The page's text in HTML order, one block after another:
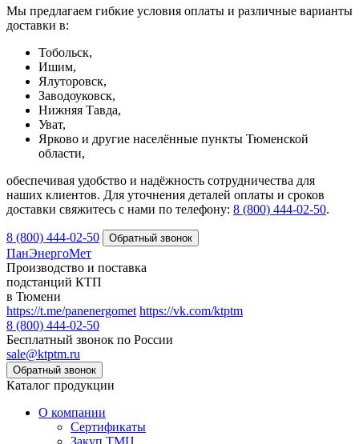
Мы предлагаем гибкие условия оплаты и различные варианты
доставки в:
Тобольск,
Ишим,
Ялуторовск,
Заводоуковск,
Нижняя Тавда,
Уват,
Ярково и другие населённые пункты Тюменской
области,
обеспечивая удобство и надёжность сотрудничества для
наших клиентов. Для уточнения деталей оплаты и сроков
доставки свяжитесь с нами по телефону: 8 (800) 444-02-50.
8 (800) 444-02-50
ПанЭнергоМет
Производство и поставка
подстанций КТП
в Тюмени
https://t.me/panenergomet https://vk.com/ktptm
8 (800) 444-02-50
Бесплатный звонок по России
sale@ktptm.ru
Каталог продукции
О компании
Сертификаты
Закуп ТМЦ